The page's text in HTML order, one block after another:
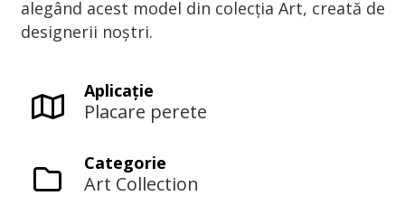
alegând acest model din colecția Art, creată de
designerii noștri.
Aplicaţie
Placare perete
Categorie
Art Collection